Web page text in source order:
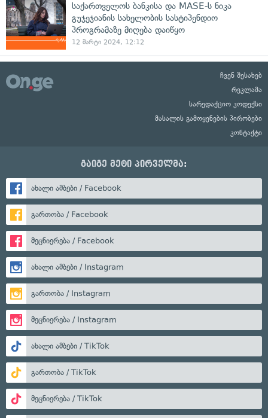
საქართველოს ბანკისა და MASE-ს ნიკა
გუჯეჯიანის სახელობის სასტიპენდიო
პროგრამაზე მიღება დაიწყო
12 მარტი 2024, 12:12
ჩვენ შესახებ
რეკლამა
სარედაქციო კოდექსი
მასალის გამოყენების პირობები
კონტაქტი
გაიგე მეტი პირველმა:
ახალი ამბები / Facebook
გართობა / Facebook
მეცნიერება / Facebook
ახალი ამბები / Instagram
გართობა / Instagram
მეცნიერება / Instagram
ახალი ამბები / TikTok
გართობა / TikTok
მეცნიერება / TikTok